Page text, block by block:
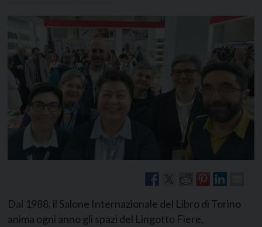
Dal 1988, il Salone Internazionale del Libro di Torino
anima ogni anno gli spazi del Lingotto Fiere,